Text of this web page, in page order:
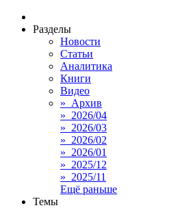
Разделы
Новости
Статьи
Аналитика
Книги
Видео
» Архив
» 2026/04
» 2026/03
» 2026/02
» 2026/01
» 2025/12
» 2025/11
Ещё раньше
Темы